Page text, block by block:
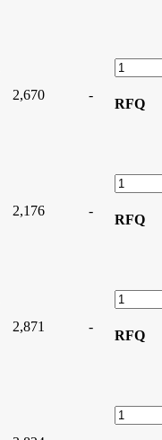
2,670 -
RFQ
2,176 -
RFQ
2,871 -
RFQ